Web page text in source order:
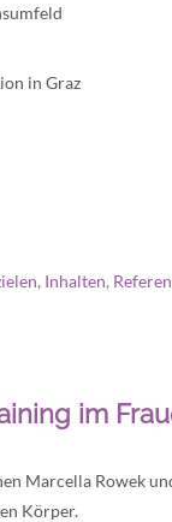
in Graz
Inhalten,
im
Marcella Rowek
Körper.